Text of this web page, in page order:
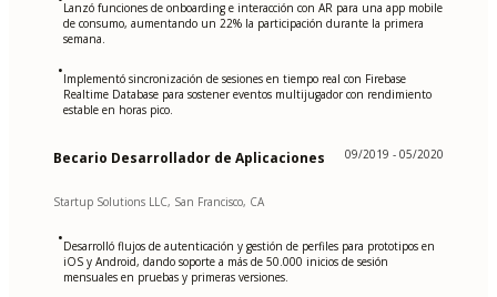
Lanzó funciones de onboarding e interacción con AR para una app mobile
de consumo, aumentando un 22% la participación durante la primera
semana.
•Implementó sincronización de sesiones en tiempo real con Firebase
Realtime Database para sostener eventos multijugador con rendimiento
estable en horas pico.
Becario Desarrollador de Aplicaciones 09/2019 - 05/2020
Startup Solutions LLC, San Francisco, CA
•Desarrolló flujos de autenticación y gestión de perfiles para prototipos en
iOS y Android, dando soporte a más de 50.000 inicios de sesión
mensuales en pruebas y primeras versiones.